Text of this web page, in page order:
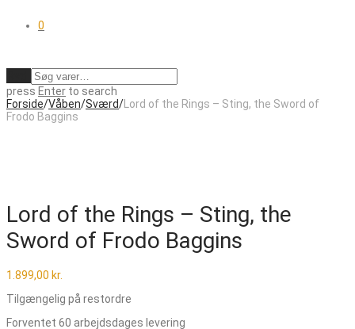
0
press Enter to search
Forside/Våben/Sværd/ Lord of the Rings – Sting, the Sword of
Frodo Baggins
Lord of the Rings – Sting, the
Sword of Frodo Baggins
1.899,00 kr.
Tilgængelig på restordre
Forventet 60 arbejdsdages levering